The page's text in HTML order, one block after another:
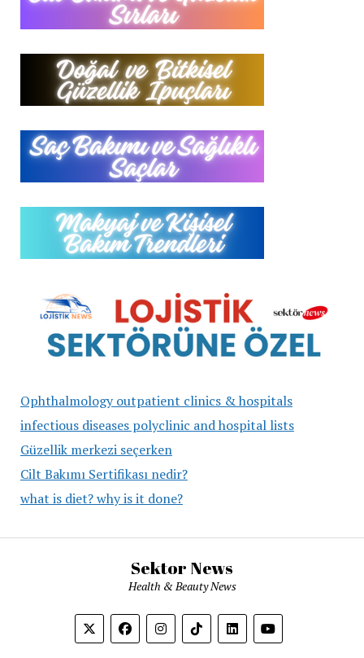
Ophthalmology outpatient clinics & hospitals
infectious diseases polyclinic and hospital lists
Güzellik merkezi seçerken
Cilt Bakımı Sertifikası nedir?
what is diet? why is it done?
Sektor News
Health & Beauty News